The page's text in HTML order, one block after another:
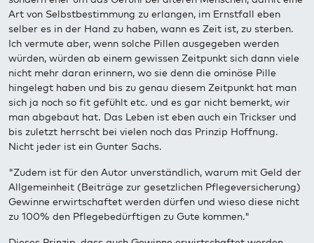
Art von Selbstbestimmung zu erlangen, im Ernstfall eben
selber es in der Hand zu haben, wann es Zeit ist, zu sterben.
Ich vermute aber, wenn solche Pillen ausgegeben werden
würden, würden ab einem gewissen Zeitpunkt sich dann viele
nicht mehr daran erinnern, wo sie denn die ominöse Pille
hingelegt haben und bis zu genau diesem Zeitpunkt hat man
sich ja noch so fit gefühlt etc. und es gar nicht bemerkt, wir
man abgebaut hat. Das Leben ist eben auch ein Trickser und
bis zuletzt herrscht bei vielen noch das Prinzip Hoffnung.
Nicht jeder ist ein Gunter Sachs.
"Zudem ist für den Autor unverständlich, warum mit Geld der
Allgemeinheit (Beiträge zur gesetzlichen Pflegeversicherung)
Gewinne erwirtschaftet werden dürfen und wieso diese nicht
zu 100% den Pflegebedürftigen zu Gute kommen."